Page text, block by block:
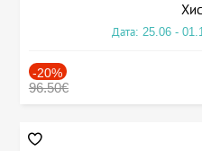
Дата: 25.06 -
-20%
96.50€